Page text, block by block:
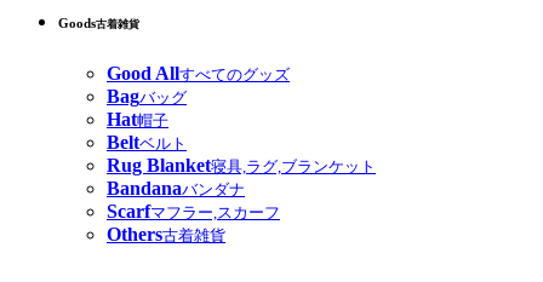
Goods古着雑貨
Good Allすべてのグッズ
Bagバッグ
Hat帽子
Beltベルト
Rug Blanket寝具,ラグ,ブランケット
Bandanaバンダナ
Scarfマフラー,スカーフ
Others古着雑貨